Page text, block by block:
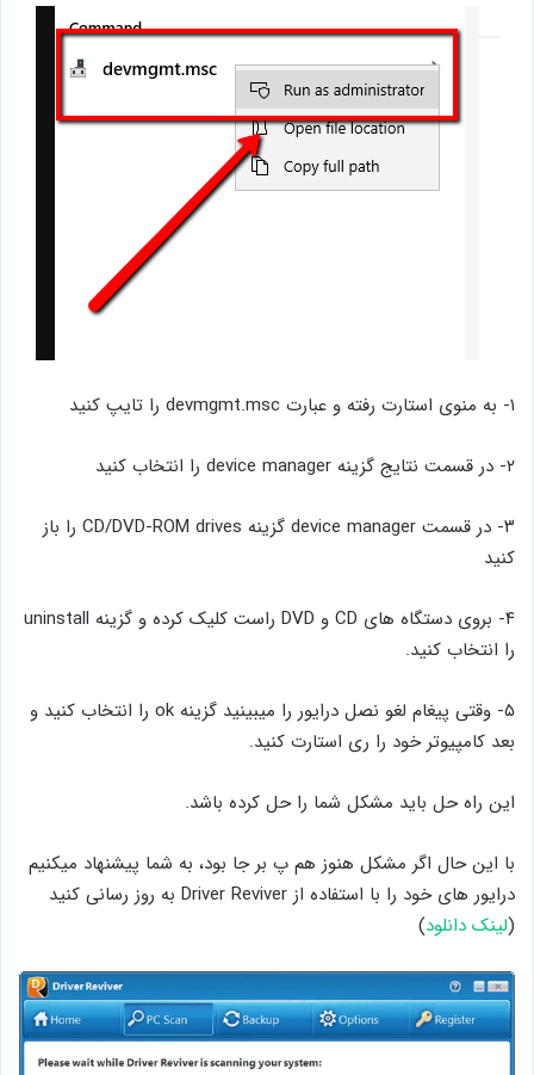
۱- به منوی استارت رفته و عبارت devmgmt.msc را تایپ کنید
۲- در قسمت نتایج گزینه device manager را انتخاب کنید
۳- در قسمت device manager گزینه CD/DVD-ROM drives را باز
کنید
۴- بروی دستگاه های CD و DVD راست کلیک کرده و گزینه uninstall
را انتخاب کنید.
۵- وقتی پیغام لغو نصل درایور را میبینید گزینه ok را انتخاب کنید و
بعد کامپیوتر خود را ری استارت کنید.
این راه حل باید مشکل شما را حل کرده باشد.
با این حال اگر مشکل هنوز هم پ بر جا بود، به شما پیشنهاد میکنیم
درایور های خود را با استفاده از Driver Reviver به روز رسانی کنید
(لینک دانلود)